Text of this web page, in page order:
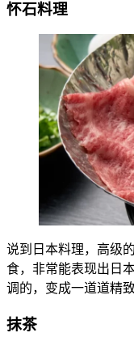
怀石料理
说到日本料理，高级
食，非常能表现出日
调的，变成一道道精
抹茶